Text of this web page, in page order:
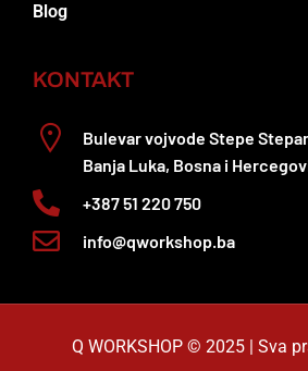
Blog
KONTAKT
Bulevar vojvode Stepe
Banja Luka, Bosna i
+387 51 220 750
info@qworkshop.ba
Q WORKSHOP © 2025 | Sva